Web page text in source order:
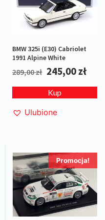
BMW 325i (E30) Cabriolet
1991 Alpine White
289,00zł 245,00zł
Kup
Ulubione
Promocja!